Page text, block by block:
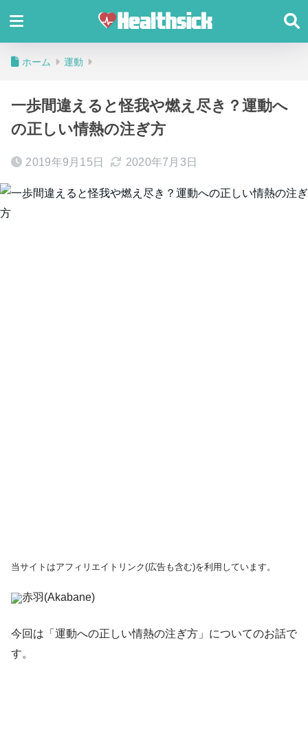
ホーム 運動
一歩間違えると怪我や燃え尽き？運動へ
の正しい情熱の注ぎ方
2019年9月15日 2020年7月3日
当サイトはアフィリエイトリンク(広告も含む)を利用しています。
赤羽(Akabane)
今回は「運動への正しい情熱の注ぎ方」についてのお話で
す。